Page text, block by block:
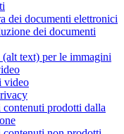
dei documenti elettronici
dei documenti
text) per le immagini
video
prodotti dalla